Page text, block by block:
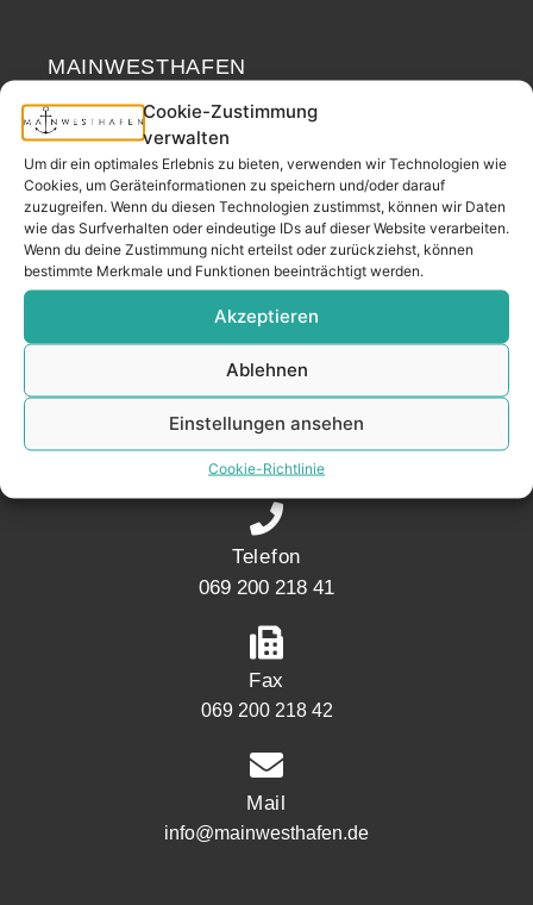
Cookie-Zustimmung
verwalten
Um dir ein optimales Erlebnis zu bieten, verwenden wir Technologien wie
Cookies, um Geräteinformationen zu speichern und/oder darauf
zuzugreifen. Wenn du diesen Technologien zustimmst, können wir Daten
wie das Surfverhalten oder eindeutige IDs auf dieser Website verarbeiten.
Wenn du deine Zustimmung nicht erteilst oder zurückziehst, können
bestimmte Merkmale und Funktionen beeinträchtigt werden.
Akzeptieren
Ablehnen
Einstellungen ansehen
Cookie-Richtlinie
MAINWESTHAFEN
IMMOBILIEN
Ihr Immobilienpartner
aus der
Nachbarschaft.
– seit 2017.
Widerrufsrecht
Adresse
Mainwesthafen Immobilien Speicherstraße 5
60327 Frankfurt
Telefon
069 200 218 41
Fax
069 200 218 42
Mail
info@mainwesthafen.de